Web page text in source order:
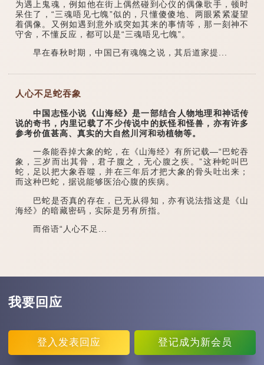
为遇上鬼魂，例如他在街上偶然碰到心仪的偶像歌手，顿时
呆住了，“三魂唔见七魄”似的，只懂傻傻地、两眼紧紧凝望
着偶像。又例如遇到意外或突如其来的事情等，那一刻神不
守舍，不懂反应，都可以是“三魂唔见七魄”。
早在春秋时期，中国已有魂魄之说，其后道家提...
人心不足蛇吞象
中国志怪小说《山海经》是一部结合人物地理和神话传
说的奇书，内里记载了不少传说中的妖怪和怪兽，亦有许多
参考价值甚高、真实的大自然川河和动植物等。
一条能吞掉大象的蛇，在《山海经》有所记载—“巴蛇吞
象，三岁而出其骨，君子腹之，无心腹之疾。”这种蛇叫巴
蛇，足以把大象吞噬，并在三年后才把大象的骨头吐出来；
而这种巴蛇，据说能够医治心腹的疾病。
巴蛇是否真的存在，已无从得知，亦有说法指这是《山
海经》的暗藏密码，实际是另有所指。
而俗语“人心不足...
我要回应
登入 发表回应 登记成为新会员